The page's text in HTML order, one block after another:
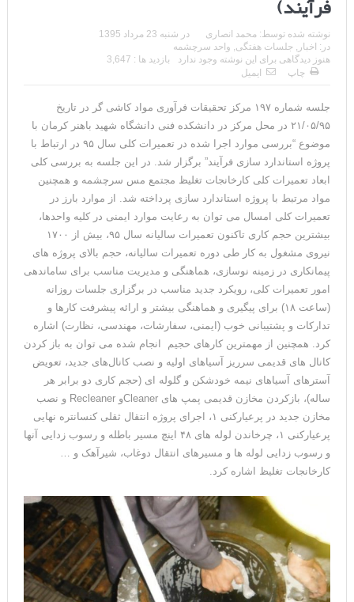
نوشته شده توسط: محمد انصاری در شنبه 23 مرداد 1395
در: اخبار , جلسات هفتگی, واحد سرچشمه
هنوز دیدگاهی برای این نوشته وجود ندارد
بازدید ها : 3,647
چاپ
ایمیل
جلسه شماره ۱۹۷ مرکز تحقیقات فرآوری مواد کاشی گر در تاریخ
۲۱/۰۵/۹۵ در محل مرکز در دانشکده فنی دانشگاه شهید باهنر کرمان با
موضوع “بررسی موارد اجرا شده در تعمیرات کلی سال ۹۵ در ارتباط با
پروژه استاندارد سازی فرآیند” برگزار شد. در این جلسه به بررسی کلی
ابعاد تعمیرات کلی کارخانجات تغلیظ مجتمع مس سرچشمه و همچنین
مواد مرتبط با پروژه استاندارد سازی پرداخته شد. از موارد بارز در
تعمیرات کلی امسال می توان به رعایت موارد ایمنی در کلیه واحدها،
بیشترین حجم کاری تاکنون تعمیرات سالیانه سال ۹۵، بیش از ۱۷۰۰
نیروی مشغول به کار طی دوره تعمیرات سالیانه، حجم بالای پروژه های
پیمانکاری در زمینه نوسازی، هماهنگی و مدیریت مناسب برای ساماندهی
امور تعمیرات کلی، رویکرد جدید مناسب در برگزاری جلسات روزانه
(ساعت ۱۸) برای پیگیری و هماهنگی بیشتر و ارائه پیشرفت کارها و
تدارکات و پشتیبانی خوب (ایمنی، سفارشات، مهندسی، نظارت) اشاره
کرد. همچنین از مهمترین کارهای حجیم انجام شده می توان به باز کردن
کانال های قدیمی سرریز آسیاهای اولیه و نصب کانال‌های جدید، تعویض
آسترهای آسیاهای نیمه خودشکن و گلوله ای (حجم کاری دو برابر هر
ساله)، بازکردن مخازن قدیمی پمپ های Cleanerو Recleaner و نصب
مخازن جدید در پرعیارکنی ۱، اجرای پروژه انتقال ثقلی کنسانتره نهایی
پرعیارکنی ۱، چرخاندن لوله های ۴۸ اینچ مسیر باطله و رسوب زدایی آنها
و رسوب زدایی لوله ها و مسیرهای انتقال دوغاب، شیرآهک و …
کارخانجات تغلیظ اشاره کرد.